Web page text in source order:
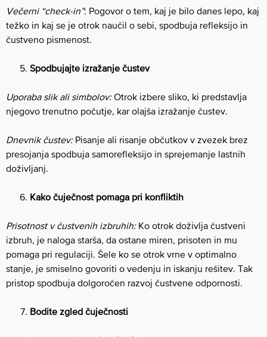
Večerni “check-in”: Pogovor o tem, kaj je bilo danes lepo, kaj
težko in kaj se je otrok naučil o sebi, spodbuja refleksijo in
čustveno pismenost.
Spodbujajte izražanje čustev
Uporaba slik ali simbolov:Otrok izbere sliko, ki predstavlja
njegovo trenutno počutje, kar olajša izražanje čustev.
Dnevnik čustev:Pisanje ali risanje občutkov v zvezek brez
presojanja spodbuja samorefleksijo in sprejemanje lastnih
doživljanj.
Kako čuječnost pomaga pri konfliktih
Prisotnost v čustvenih izbruhih:Ko otrok doživlja čustveni
izbruh, je naloga starša, da ostane miren, prisoten in mu
pomaga pri regulaciji. Šele ko se otrok vrne v optimalno
stanje, je smiselno govoriti o vedenju in iskanju rešitev. Tak
pristop spodbuja dolgoročen razvoj čustvene odpornosti.
Bodite zgled čuječnosti